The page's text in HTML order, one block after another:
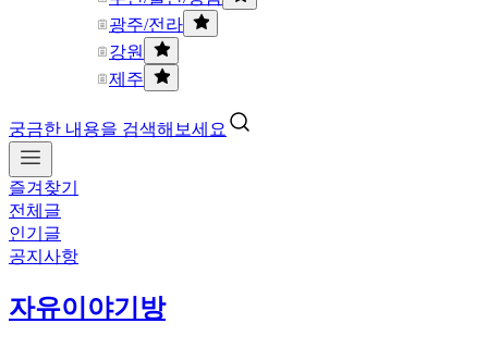
광주/전라
강원
제주
궁금한 내용을 검색해보세요
즐겨찾기
전체글
인기글
공지사항
자유이야기방